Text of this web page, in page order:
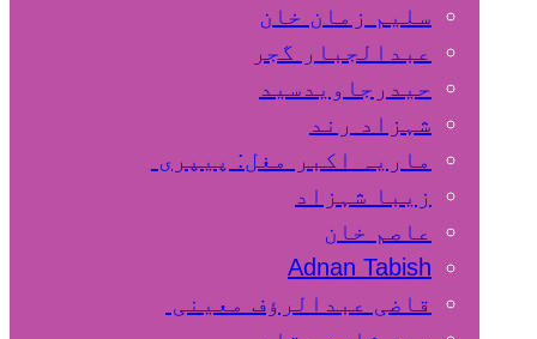
سلیم زمان خان
عبدالجبار گجر
حیدرجاویدسید
شہزاد رند
ماریہ اکبر مغل: پیپری
زیبا شہزاد
عاصم خان
Adnan Tabish
قاضی عبدالرؤف معینی